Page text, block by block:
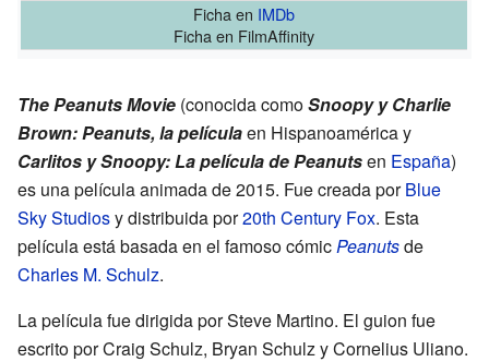
Ficha en IMDb
Ficha en FilmAffinity
The Peanuts Movie (conocida comoSnoopy y Charlie
Brown: Peanuts, la películaen Hispanoamérica y
Carlitos y Snoopy: La película de Peanutsen España)
es una película animada de 2015. Fue creada porBlue
Sky Studiosy distribuida por20th Century Fox. Esta
película está basada en el famoso cómicPeanutsde
Charles M. Schulz.
La película fue dirigida por Steve Martino. El guion fue
escrito por Craig Schulz, Bryan Schulz y Cornelius Uliano.